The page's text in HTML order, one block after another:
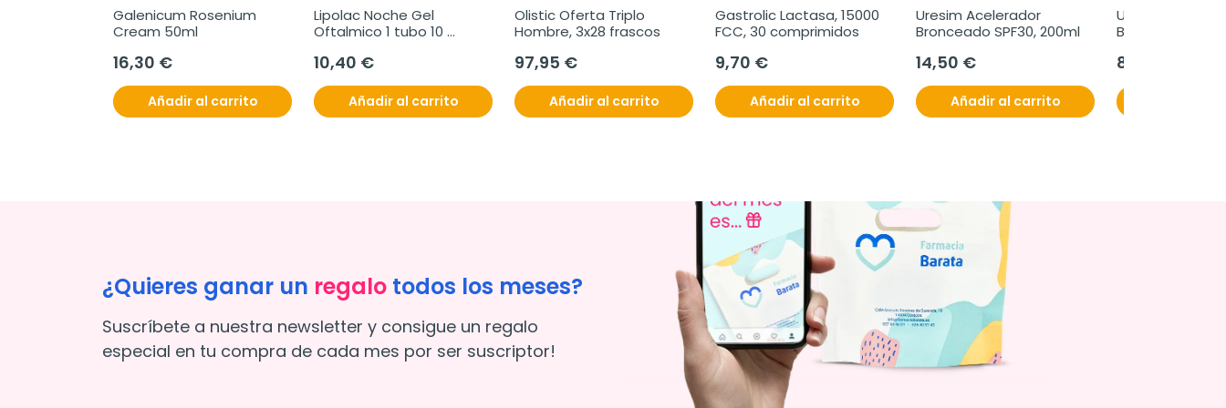
Galenicum Rosenium
Cream 50ml
16,30 €
Añadir al carrito
Lipolac Noche Gel
Oftalmico 1 tubo 10
10,40 €
Añadir al carrito
Olistic Oferta Triplo
Hombre, 3x28 frascos
97,95 €
Añadir al carrito
Gastrolic Lactasa, 15000
FCC, 30 comprimidos
9,70 €
Añadir al carrito
Uresim Acelerador
Bronceado SPF30, 200ml
14,50 €
Añadir al carrito
Uresim
Bronceador
8,50 €
¿Quieres ganar un regalo todos los meses?
Suscríbete a nuestra newsletter y consigue un regalo
especial en tu compra de cada mes por ser suscriptor!